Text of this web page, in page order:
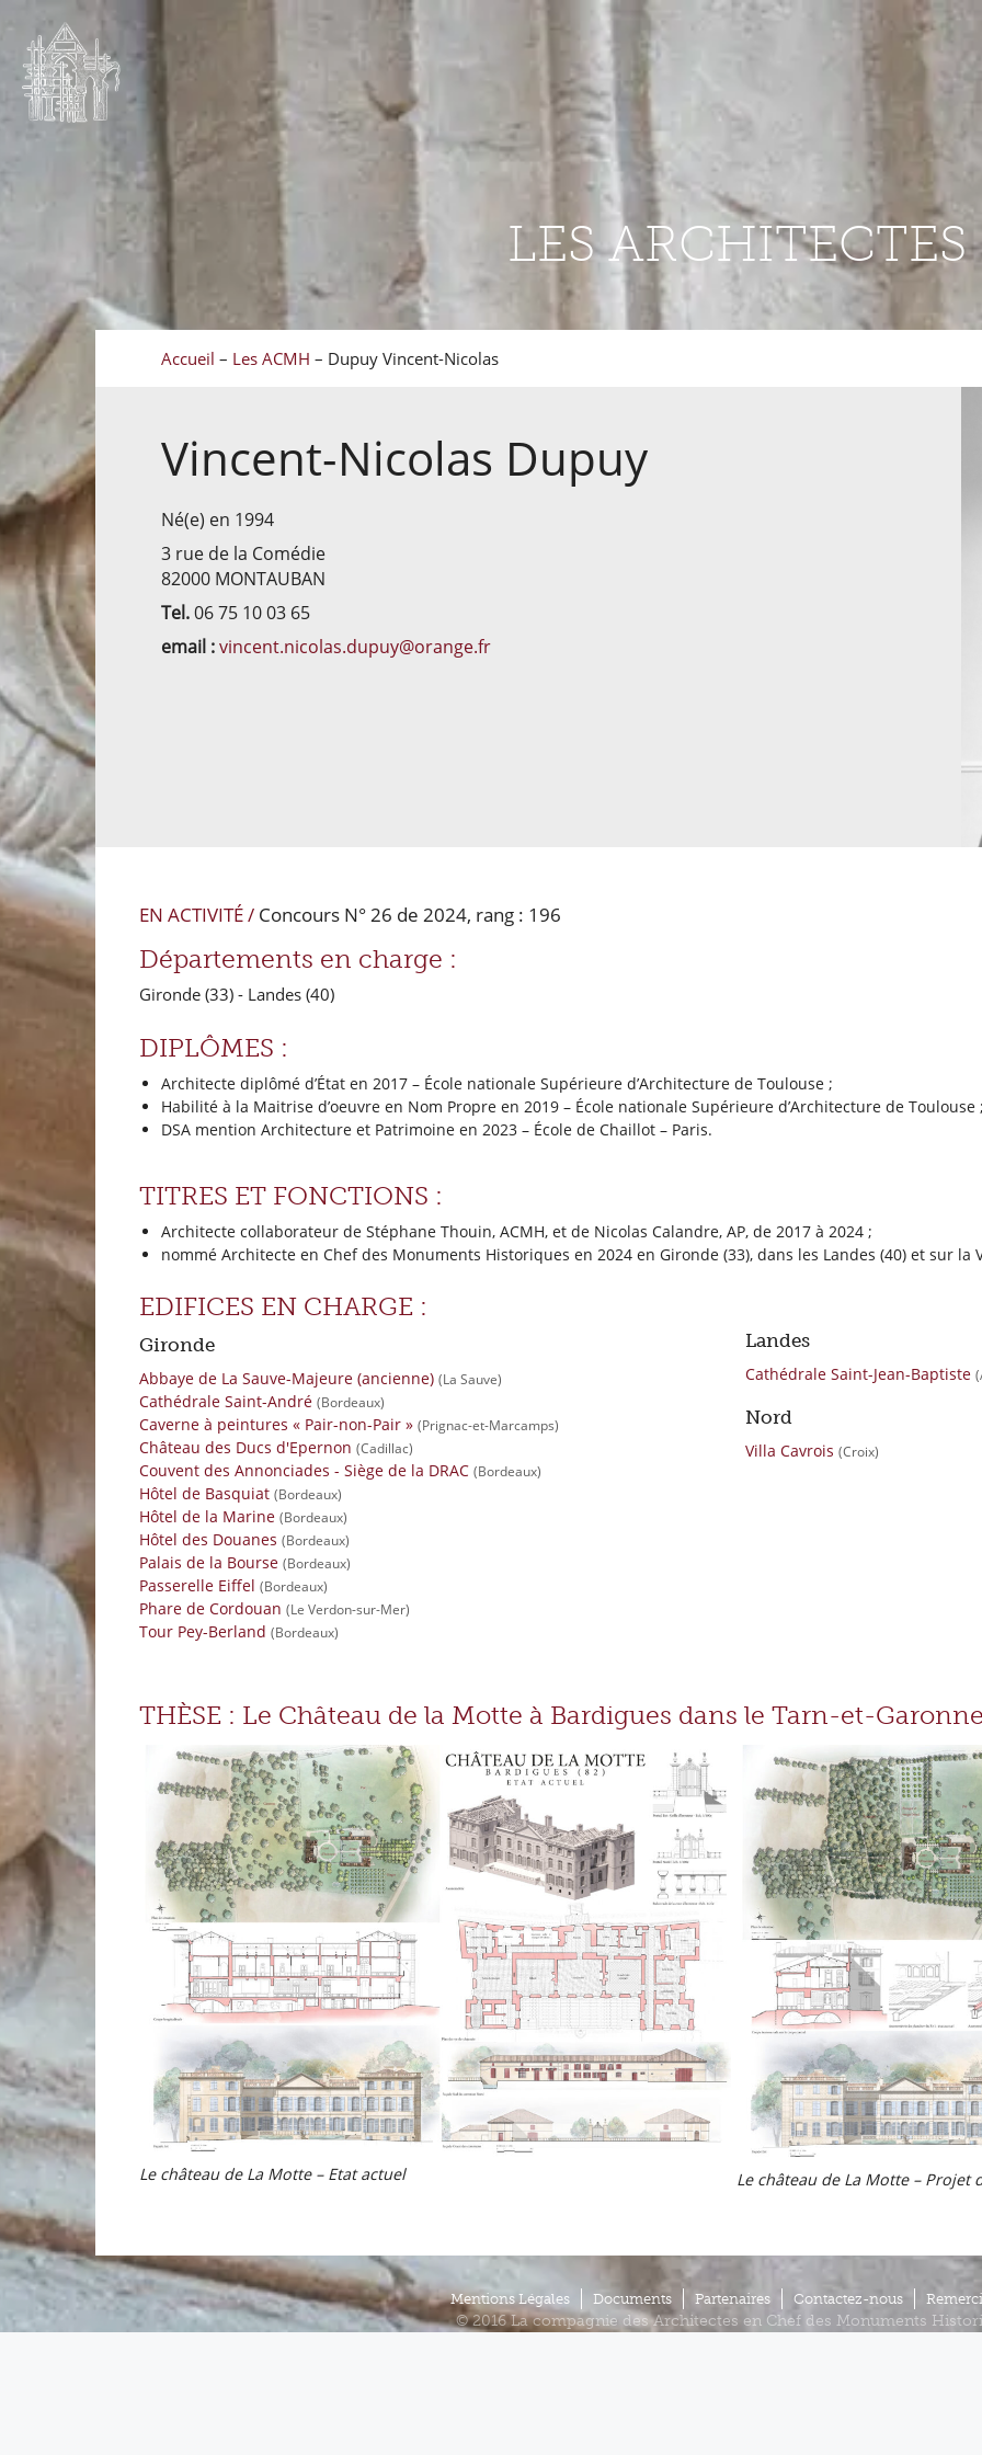
LES ARCHITECTES
Accueil – Les ACMH – Dupuy Vincent-Nicolas
Vincent-Nicolas Dupuy
Né(e) en 1994
3 rue de la Comédie
82000 MONTAUBAN
Tel.06 75 10 03 65
email :vincent.nicolas.dupuy@orange.fr
EN ACTIVITÉ / Concours N° 26 de 2024, rang : 196
Départements en charge :
Gironde (33) - Landes (40)
DIPLÔMES :
Architecte diplômé d’État en 2017 – École nationale Supérieure d’Architecture de Toulouse ;
Habilité à la Maitrise d’oeuvre en Nom Propre en 2019 – École nationale Supérieure d’Architecture de Toulouse
DSA mention Architecture et Patrimoine en 2023 – École de Chaillot – Paris.
TITRES ET FONCTIONS :
Architecte collaborateur de Stéphane Thouin, ACMH, et de Nicolas Calandre, AP, de 2017 à 2024 ;
nommé Architecte en Chef des Monuments Historiques en 2024 en Gironde (33), dans les Landes (40) et sur la
EDIFICES EN CHARGE :
Gironde
Abbaye de La Sauve-Majeure (ancienne) (La Sauve)
Cathédrale Saint-André (Bordeaux)
Caverne à peintures « Pair-non-Pair » (Prignac-et-Marcamps)
Château des Ducs d'Epernon (Cadillac)
Couvent des Annonciades - Siège de la DRAC (Bordeaux)
Hôtel de Basquiat (Bordeaux)
Hôtel de la Marine (Bordeaux)
Hôtel des Douanes (Bordeaux)
Palais de la Bourse (Bordeaux)
Passerelle Eiffel (Bordeaux)
Phare de Cordouan (Le Verdon-sur-Mer)
Tour Pey-Berland (Bordeaux)
Landes
Cathédrale Saint-Jean-Baptiste
Nord
Villa Cavrois (Croix)
THÈSE : Le Château de la Motte à Bardigues dans le Tarn-et-
Le château de La Motte – Etat actuel Le château de La Motte – Projet
Mentions Légales Documents Partenaires Contactez-nous
© 2016 La compagnie des Architectes en Chef des Monuments